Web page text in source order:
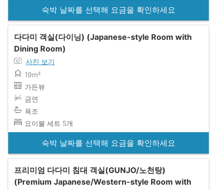
숙박 날짜를 선택해 요금을 확인하세요
다다미 객실(다이닝) (Japanese-style Room with
Dining Room)
사진 보기
19m²
가든뷰
금연
욕조
요이불 세트 5개
숙박 날짜를 선택해 요금을 확인하세요
프리미엄 다다미 침대 객실(GUNJO/노천탕)
(Premium Japanese/Western-style Room with